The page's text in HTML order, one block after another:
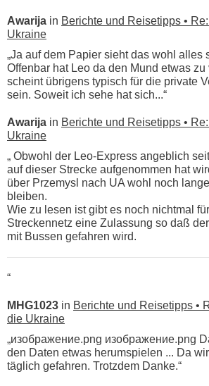
Awarija in Berichte und Reisetipps •
Ukraine
„Ja auf dem Papier sieht das wohl alles
Offenbar hat Leo da den Mund etwas
scheint übrigens typisch für die private
sein. Soweit ich sehe hat sich...“
Awarija in Berichte und Reisetipps •
Ukraine
„ Obwohl der Leo-Express angeblich
auf dieser Strecke aufgenommen hat
über Przemysl nach UA wohl noch
bleiben.
Wie zu lesen ist gibt es noch nichtmal
Streckennetz eine Zulassung so daß
mit Bussen gefahren wird.
“
MHG1023 in Berichte und Reisetipps •
die Ukraine
„изображение.png изображение.png
den Daten etwas herumspielen ... Da
täglich gefahren. Trotzdem Danke.“